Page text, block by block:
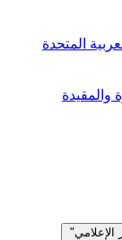
المتحدة
والمقيدة